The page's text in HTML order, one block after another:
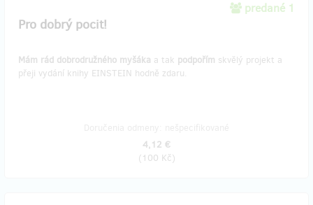
predané 1
Pro dobrý pocit!
Mám rád dobrodružného myšáka a tak podpořím skvělý projekt a
přeji vydání knihy EINSTEIN hodně zdaru.
4,12 €
(100 Kč)